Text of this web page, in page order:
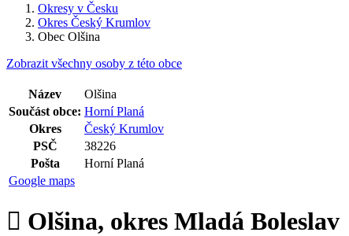
Okresy v Česku
Okres Český Krumlov
Obec Olšina
Zobrazit všechny osoby z této obce
Název
Olšina
Součást obce: Horní Planá
Okres
Český Krumlov
PSČ
38226
Pošta
Horní Planá
Google maps
Olšina, okres Mladá Boleslav